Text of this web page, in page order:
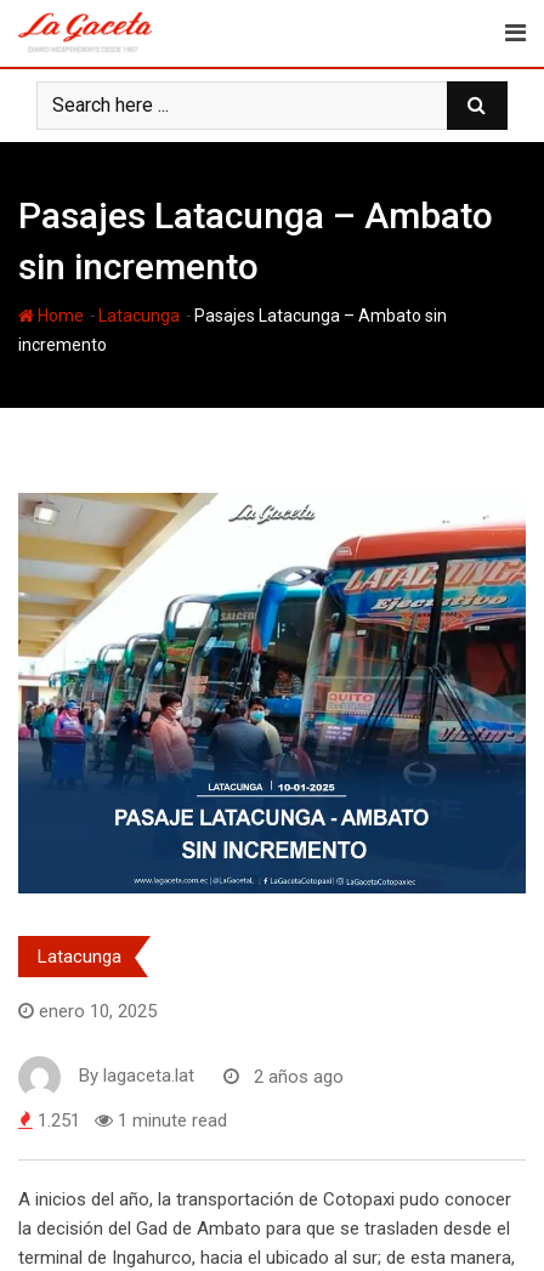
content
Pasajes Latacunga – Ambato
sin incremento
Home - Latacunga - Pasajes Latacunga – Ambato sin
incremento
Latacunga
enero 10, 2025
By lagaceta.lat 2 años ago
1.251 1 minute read
A inicios del año, la transportación de Cotopaxi pudo conocer
la decisión del Gad de Ambato para que se trasladen desde el
terminal de Ingahurco, hacia el ubicado al sur; de esta manera,